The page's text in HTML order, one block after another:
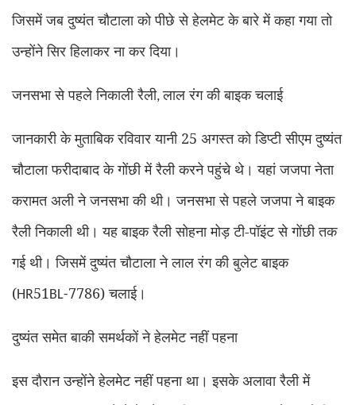
जिसमें जब दुष्यंत चौटाला को पीछे से हेलमेट के बारे में कहा गया तो
उन्होंने सिर हिलाकर ना कर दिया।
जनसभा से पहले निकाली रैली,लाल रंग की बाइक चलाई
जानकारी के मुताबिक रविवार यानी 25 अगस्त को डिप्टी सीएम दुष्यंत
चौटाला फरीदाबाद के गोंछी में रैली करने पहुंचे थे। यहां जजपा नेता
करामत अली ने जनसभा की थी। जनसभा से पहले जजपा ने बाइक
रैली निकाली थी। यह बाइक रैली सोहना मोड़ टी-पॉइंट से गोंछी तक
गई थी। जिसमें दुष्यंत चौटाला ने लाल रंग की बुलेट बाइक
(HR51BL-7786) चलाई।
दुष्यंत समेत बाकी समर्थकों ने हेलमेट नहीं पहना
इस दौरान उन्होंने हेलमेट नहीं पहना था। इसके अलावा रैली में